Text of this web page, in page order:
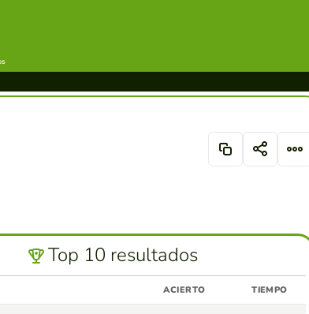
Top 10 resultados
ACIERTO TIEMPO